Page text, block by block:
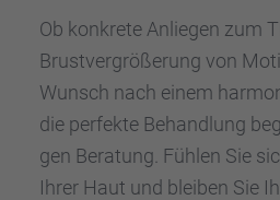
Ob konkrete Anlie­gen zum
Brust­ver­grö­ße­rung von
Wunsch nach einem
die perfekte Behand­lung
gen Beratung. Fühlen Sie
Ihrer Haut und bleiben Sie